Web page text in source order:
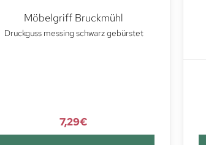
Möbelgriff Bruckmühl
Druckguss messing schwarz gebürstet
7,29€